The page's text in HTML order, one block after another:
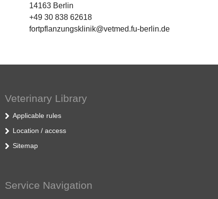
14163 Berlin
+49 30 838 62618
fortpflanzungsklinik@vetmed.fu-berlin.de
Veterinary Library
Applicable rules
Location / access
Sitemap
Service Navigation